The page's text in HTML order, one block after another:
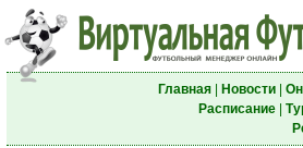
Главная| Новости|
Расписание|